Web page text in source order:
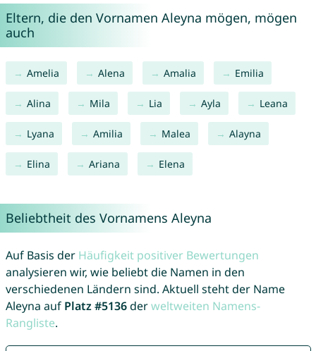
Eltern, die den Vornamen Aleyna mögen, mögen
auch
Amelia Alena Amalia Emilia
Alina Mila Lia Ayla Leana
Lyana Amilia Malea Alayna
Elina Ariana Elena
Beliebtheit des Vornamens Aleyna
Auf Basis der Häufigkeit positiver Bewertungen
analysieren wir, wie beliebt die Namen in den
verschiedenen Ländern sind. Aktuell steht der Name
Aleyna auf Platz #5136derweltweiten Namens-
Rangliste.